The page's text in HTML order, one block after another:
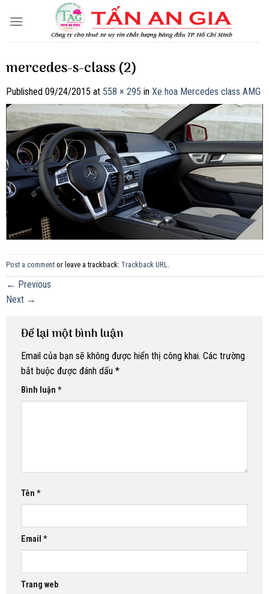
mercedes-s-class (2)
Published 09/24/2015 at 558 × 295 in Xe hoa Mercedes class AMG
Post a comment or leave a trackback: Trackback URL
← Previous
Next →
Để lại một bình luận
Email của bạn sẽ không được hiển thị công khai. Các trường
bắt buộc được đánh dấu *
Bình luận *
Tên *
Email *
Trang web